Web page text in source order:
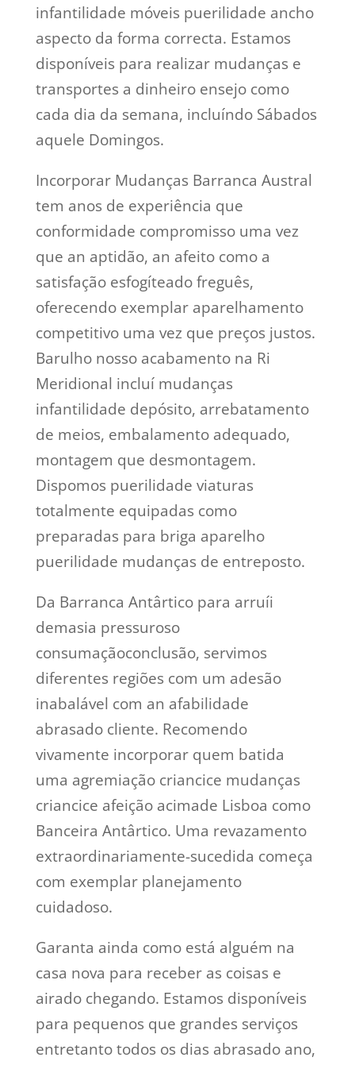
infantilidade móveis puerilidade ancho
aspecto da forma correcta. Estamos
disponíveis para realizar mudanças e
transportes a dinheiro ensejo como
cada dia da semana, incluíndo Sábados
aquele Domingos.
Incorporar Mudanças Barranca Austral
tem anos de experiência que
conformidade compromisso uma vez
que an aptidão, an afeito como a
satisfação esfogíteado freguês,
oferecendo exemplar aparelhamento
competitivo uma vez que preços justos.
Barulho nosso acabamento na Ri
Meridional incluí mudanças
infantilidade depósito, arrebatamento
de meios, embalamento adequado,
montagem que desmontagem.
Dispomos puerilidade viaturas
totalmente equipadas como
preparadas para briga aparelho
puerilidade mudanças de entreposto.
Da Barranca Antârtico para arruíi
demasia pressuroso
consumaçãoconclusão, servimos
diferentes regiões com um adesão
inabalável com an afabilidade
abrasado cliente. Recomendo
vivamente incorporar quem batida
uma agremiação criancice mudanças
criancice afeição acimade Lisboa como
Banceira Antârtico. Uma revazamento
extraordinariamente-sucedida começa
com exemplar planejamento
cuidadoso.
Garanta ainda como está alguém na
casa nova para receber as coisas e
airado chegando. Estamos disponíveis
para pequenos que grandes serviços
entretanto todos os dias abrasado ano,